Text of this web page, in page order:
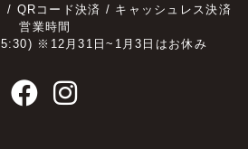
/ QRコード決済 / キャッシュレス決済
営業時間
※12月31日~1月3日はお休み